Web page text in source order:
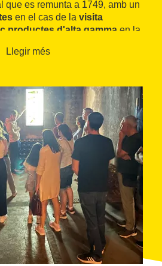
que es remunta a 1749, amb un
en el cas de la visita
productes d'alta gamma en la
Llegir més